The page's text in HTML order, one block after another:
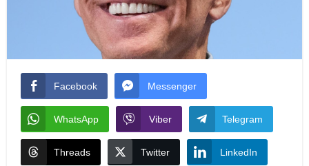
Facebook Messenger
WhatsApp Viber Telegram
Threads Twitter LinkedIn